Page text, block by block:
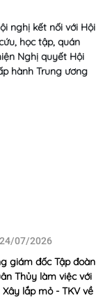
nghị kết nối với Hội
học tập, quán
Nghị quyết Hội
hành Trung ương
24/07/2026
giám đốc Tập đoàn
Thủy làm việc với
lắp mỏ - TKV về